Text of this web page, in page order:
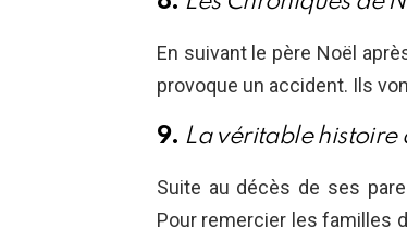
En suivant le père Noël
provoque un accident. Ils
9. La véritable histoire
Suite au décès de ses
Pour remercier les familles